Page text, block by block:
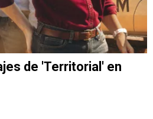
de 'Territorial' en